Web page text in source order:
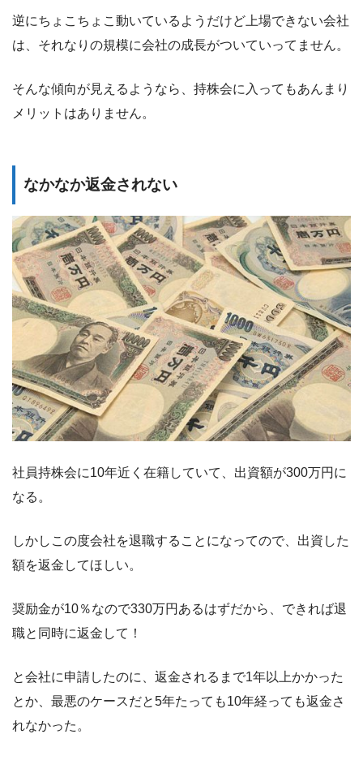
逆にちょこちょこ動いているようだけど上場できない会社
は、それなりの規模に会社の成長がついていってません。
そんな傾向が見えるようなら、持株会に入ってもあんまり
メリットはありません。
なかなか返金されない
社員持株会に10年近く在籍していて、出資額が300万円に
なる。
しかしこの度会社を退職することになってので、出資した
額を返金してほしい。
奨励金が10％なので330万円あるはずだから、できれば退
職と同時に返金して！
と会社に申請したのに、返金されるまで1年以上かかった
とか、最悪のケースだと5年たっても10年経っても返金さ
れなかった。